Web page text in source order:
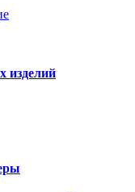
изделий